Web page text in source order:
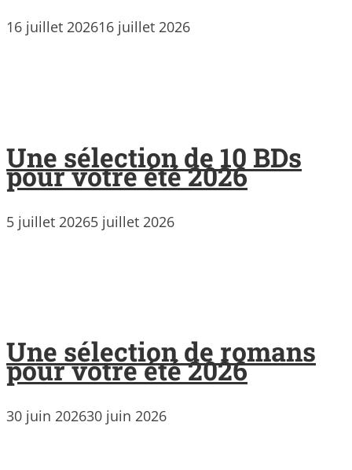
16 juillet 202616 juillet 2026
Une sélection de 10 BDs
pour votre été 2026
5 juillet 20265 juillet 2026
Une sélection de romans
pour votre été 2026
30 juin 202630 juin 2026